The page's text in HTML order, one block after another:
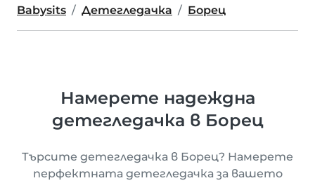
Babysits Детегледачка Борец
Намерете надеждна
детегледачка в Борец
Търсите детегледачка в Борец? Намерете
перфектната детегледачка за вашето